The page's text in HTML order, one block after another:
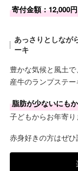
寄付金額：12,000円
あっさりとしなが
ーキ
豊かな気候と風土
産牛のランプステー
脂肪が少ないにも
子どもからお年寄り
赤身好きの方はぜひ